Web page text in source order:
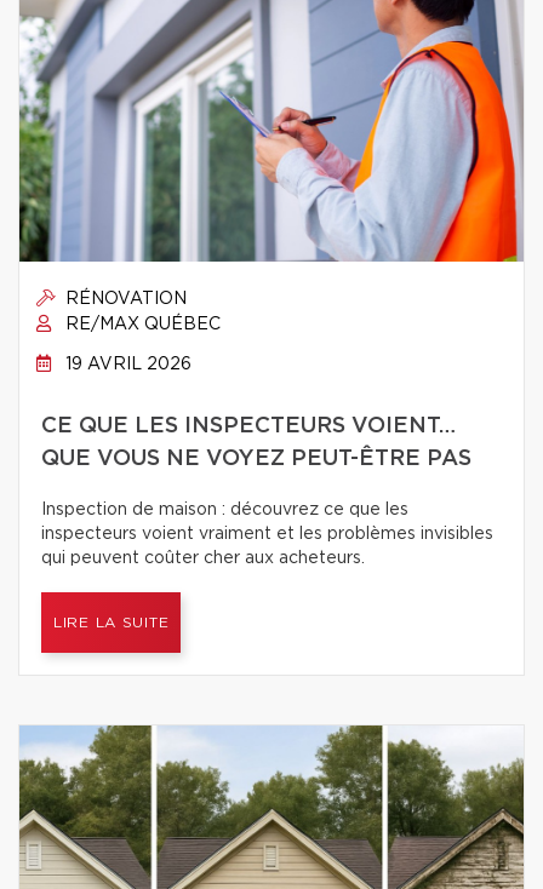
RÉNOVATION
RE/MAX QUÉBEC
19 AVRIL 2026
CE QUE LES INSPECTEURS VOIENT…
QUE VOUS NE VOYEZ PEUT-ÊTRE PAS
Inspection de maison : découvrez ce que les
inspecteurs voient vraiment et les problèmes invisibles
qui peuvent coûter cher aux acheteurs.
LIRE LA SUITE